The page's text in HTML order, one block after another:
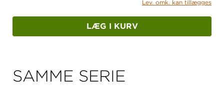
Lev. omk. kan tillægges
LÆG I KURV
SAMME SERIE